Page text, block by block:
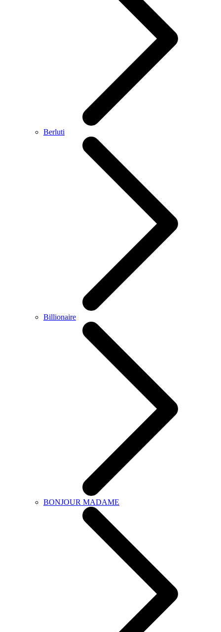
Berluti
Billionaire
BONJOUR MADAME